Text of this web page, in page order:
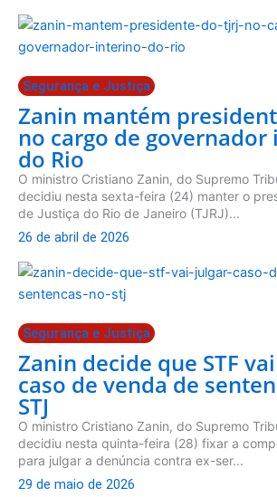
Segurança e Justiça
Zanin mantém
no cargo de
do Rio
O ministro Cristiano Zanin, do Supremo
decidiu nesta sexta-feira (24) manter o
de Justiça do Rio de Janeiro (TJRJ)...
26 de abril de 2026
Segurança e Justiça
Zanin decide que STF
caso de venda de
STJ
O ministro Cristiano Zanin, do Supremo
decidiu nesta quinta-feira (28) fixar a
para julgar a denúncia contra ex-ser...
29 de maio de 2026